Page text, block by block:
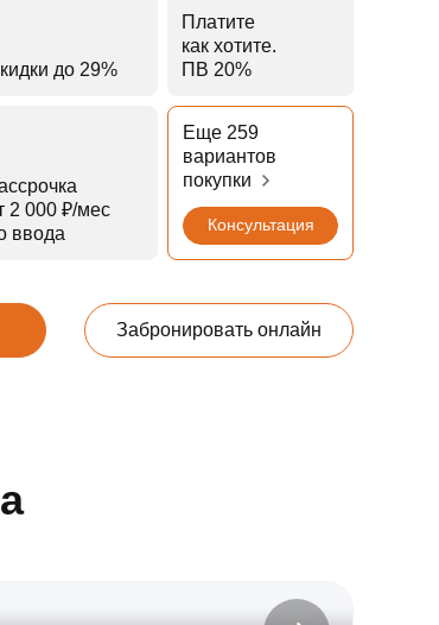
до 29%
Платите
как хотите.
ПВ 20%
2 000 ₽⁠/⁠мес
ввода
Еще 259
вариантов
покупки
Консультация
Забронировать онлайн